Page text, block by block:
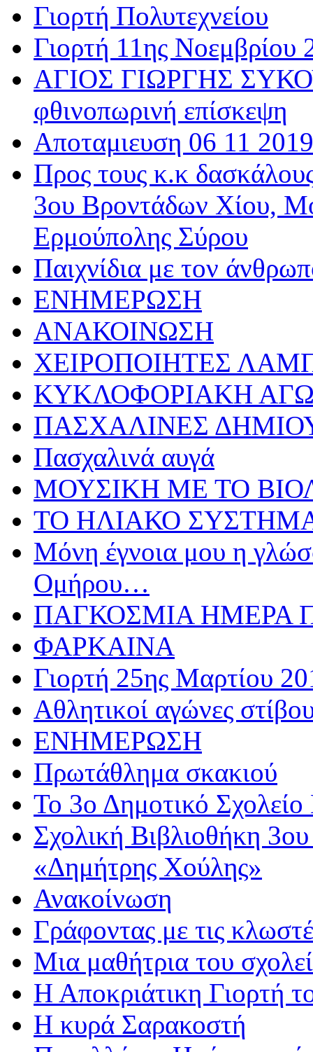
Γιορτή Πολυτεχνείου
Γιορτή 11ης Νοεμβρίου
ΑΓΙΟΣ ΓΙΩΡΓΗΣ
φθινοπωρινή επίσκεψη
Αποταμιευση 06 11 2019
Προς τους κ.κ
3ου Βροντάδων Χίου,
Ερμούπολης Σύρου
Παιχνίδια με τον
ΕΝΗΜΕΡΩΣΗ
ΑΝΑΚΟΙΝΩΣΗ
ΧΕΙΡΟΠΟΙΗΤΕΣ
ΚΥΚΛΟΦΟΡΙΑΚΗ
ΠΑΣΧΑΛΙΝΕΣ
Πασχαλινά αυγά
ΜΟΥΣΙΚΗ ΜΕ ΤΟ
ΤΟ ΗΛΙΑΚΟ
Μόνη έγνοια μου η
Ομήρου…
ΠΑΓΚΟΣΜΙΑ ΗΜΕΡΑ
ΦΑΡΚΑΙΝΑ
Γιορτή 25ης Μαρτίου
Αθλητικoί αγώνες
ΕΝΗΜΕΡΩΣΗ
Πρωτάθλημα σκακιού
Το 3ο Δημοτικό Σχολείο
Σχολική Βιβλιοθήκη
«Δημήτρης Χούλης»
Ανακοίνωση
Γράφοντας με τις
Μια μαθήτρια του
Η Αποκριάτικη Γιορτή
Η κυρά Σαρακοστή